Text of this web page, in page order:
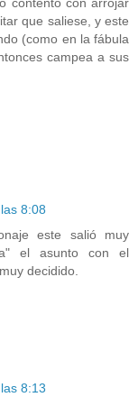
que saliese, y este
(como en la fábula
campea a sus
8:08
este salió muy
el asunto con el
decidido.
8:13